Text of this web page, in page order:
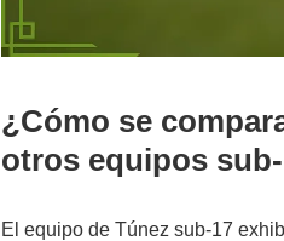
¿Cómo se
otros equipos
El equipo de Túnez sub-17